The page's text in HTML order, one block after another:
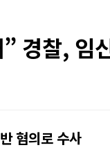
경찰, 임
혐의로 수사